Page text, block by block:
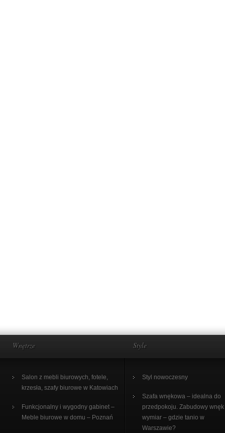
Wnętrze
Salon z mebli biurowych, fotele,
krzesła, szafy biurowe w Katowiach
Funkcjonalny i wygodny gabinet –
Meble biurowe w domu – Poznań
Style
Styl nowoczesny
Szafa wnękowa – idealna do
przedpokoju. Zabudowy
wymiar – gdzie tanio w
Warszawie?